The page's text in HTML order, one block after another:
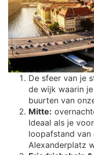
De sfeer van je
de wijk waarin
buurten van
Mitte:
Ideaal als je
loopafstand van
Alexanderplatz